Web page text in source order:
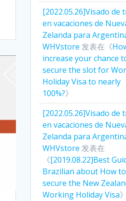
[2022.05.26]Visado de
en vacaciones de
Zelanda para
WHVstore 发表在《
increase your chance
secure the slot for
Holiday Visa to nearly
100%?》
[2022.05.26]Visado de
en vacaciones de
Zelanda para
WHVstore 发表在
《[2019.08.22]Best
Brazilian about How to
secure the New
Working Holiday Visa》